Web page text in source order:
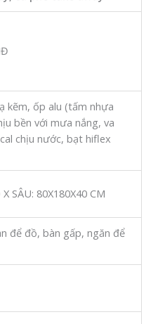
kẽm, ốp alu (tấm nhựa
bền với mưa nắng, va
chịu nước, bạt hiflex
X SÂU: 80X180X40 CM
để đồ, bàn gấp, ngăn để